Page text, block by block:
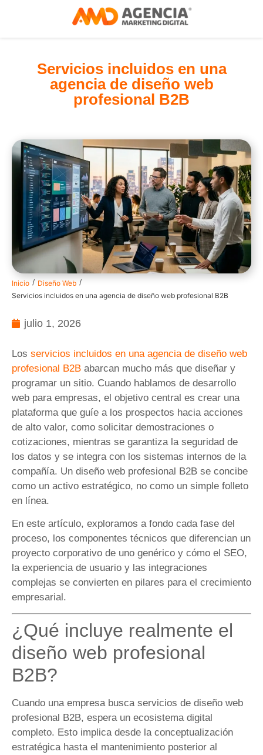
Servicios incluidos en una
agencia de diseño web
profesional B2B
Inicio / Diseño Web /
Servicios incluidos en una agencia de diseño web profesional B2B
julio 1, 2026
Los servicios incluidos en una agencia de diseño web
profesional B2B abarcan mucho más que diseñar y
programar un sitio. Cuando hablamos de desarrollo
web para empresas, el objetivo central es crear una
plataforma que guíe a los prospectos hacia acciones
de alto valor, como solicitar demostraciones o
cotizaciones, mientras se garantiza la seguridad de
los datos y se integra con los sistemas internos de la
compañía. Un diseño web profesional B2B se concibe
como un activo estratégico, no como un simple folleto
en línea.
En este artículo, exploramos a fondo cada fase del
proceso, los componentes técnicos que diferencian un
proyecto corporativo de uno genérico y cómo el SEO,
la experiencia de usuario y las integraciones
complejas se convierten en pilares para el crecimiento
empresarial.
¿Qué incluye realmente el
diseño web profesional
B2B?
Cuando una empresa busca servicios de diseño web
profesional B2B, espera un ecosistema digital
completo. Esto implica desde la conceptualización
estratégica hasta el mantenimiento posterior al